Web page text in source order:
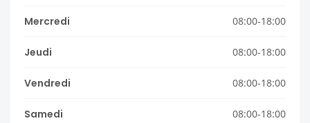
Mercredi 08:00-18:00
Jeudi 08:00-18:00
Vendredi 08:00-18:00
Samedi 08:00-18:00